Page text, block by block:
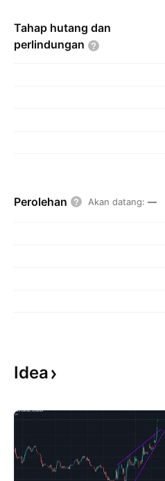
Tahap hutang dan
perlindungan
Perolehan Akan datang: —
Idea